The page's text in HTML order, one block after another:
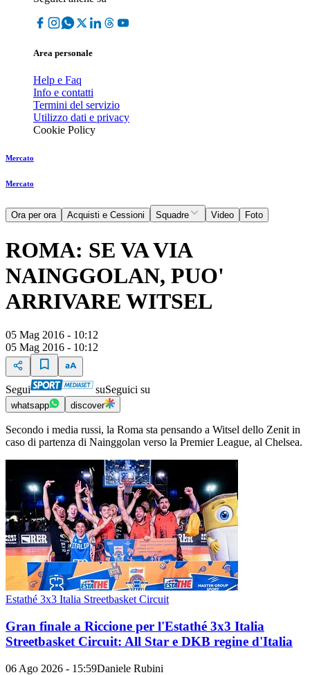
Area personale
Help e Faq
Info e contatti
Termini del servizio
Utilizzo dati e privacy
Cookie Policy
Mercato
Mercato
Ora per ora Acquisti e Cessioni Squadre Video Foto
ROMA: SE VA VIA
NAINGGOLAN, PUO'
ARRIVARE WITSEL
05 Mag 2016 - 10:12
05 Mag 2016 - 10:12
Segui suSeguici su
whatsapp discover
Secondo i media russi, la Roma sta pensando a Witsel dello Zenit in
caso di partenza di Nainggolan verso la Premier League, al Chelsea.
Estathé 3x3 Italia Streetbasket Circuit
Gran finale a Riccione per l'Estathé 3x3 Italia
Streetbasket Circuit: All Star e DKB regine d'Italia
06 Ago 2026 - 15:59Daniele Rubini